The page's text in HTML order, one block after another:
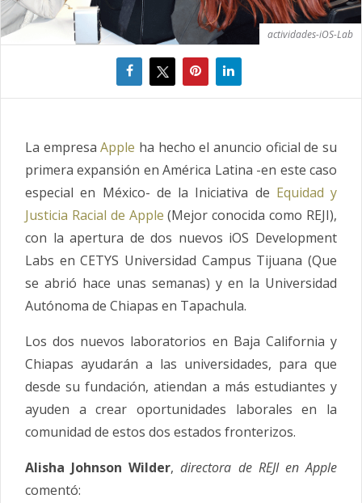
actividades-iOS-Lab
La empresaApple ha hecho el anuncio oficial de su
primera expansión en América Latina -en este caso
especial en México- de la Iniciativa de Equidad y
Justicia Racial de Apple (Mejor conocida como REJI),
con la apertura de dos nuevos iOS Development
Labs en CETYS Universidad Campus Tijuana (Que
se abrió hace unas semanas) y en la Universidad
Autónoma de Chiapas en Tapachula.
Los dos nuevos laboratorios en Baja California y
Chiapas ayudarán a las universidades, para que
desde su fundación, atiendan a más estudiantes y
ayuden a crear oportunidades laborales en la
comunidad de estos dos estados fronterizos.
Alisha Johnson Wilder,directora de REJI en Apple
comentó: